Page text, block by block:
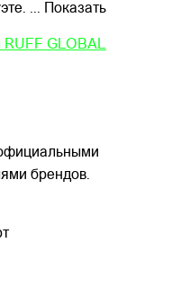
... Показать
RUFF GLOBAL
брендов.